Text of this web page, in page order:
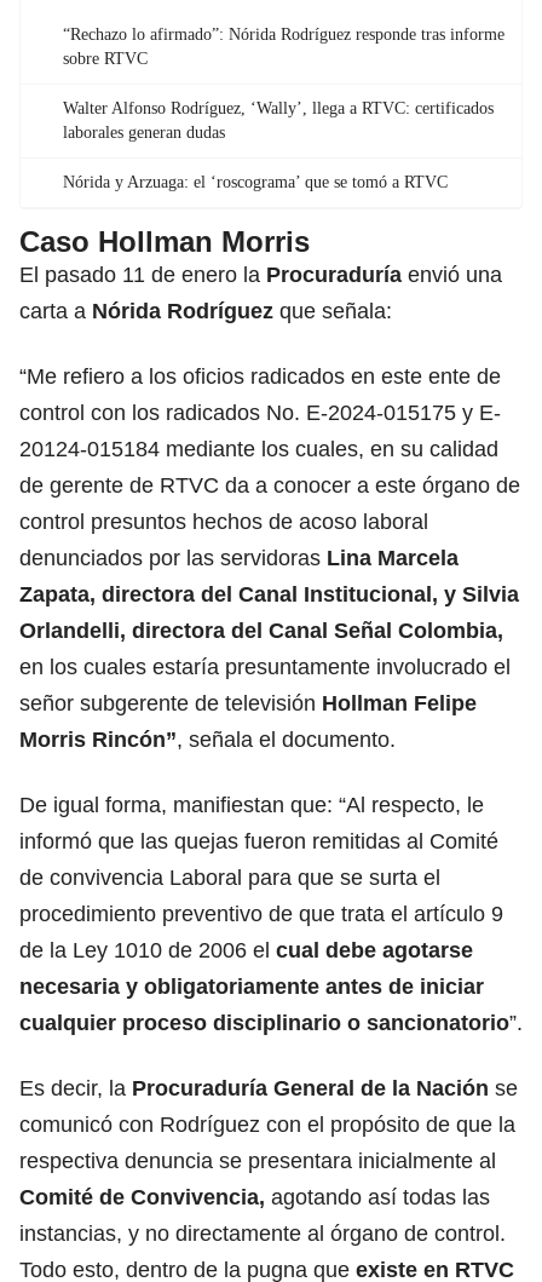
“Rechazo lo afirmado”: Nórida Rodríguez responde tras informe
sobre RTVC
Walter Alfonso Rodríguez, ‘Wally’, llega a RTVC: certificados
laborales generan dudas
Nórida y Arzuaga: el ‘roscograma’ que se tomó a RTVC
Caso Hollman Morris
El pasado 11 de enero la Procuraduría envió una
carta a Nórida Rodríguez que señala:
“Me refiero a los oficios radicados en este ente de
control con los radicados No. E-2024-015175 y E-
20124-015184 mediante los cuales, en su calidad
de gerente de RTVC da a conocer a este órgano de
control presuntos hechos de acoso laboral
denunciados por las servidoras Lina Marcela
Zapata, directora del Canal Institucional, y Silvia
Orlandelli, directora del Canal Señal Colombia,
en los cuales estaría presuntamente involucrado el
señor subgerente de televisión Hollman Felipe
Morris Rincón”, señala el documento.
De igual forma, manifiestan que: “Al respecto, le
informó que las quejas fueron remitidas al Comité
de convivencia Laboral para que se surta el
procedimiento preventivo de que trata el artículo 9
de la Ley 1010 de 2006 el cual debe agotarse
necesaria y obligatoriamente antes de iniciar
cualquier proceso disciplinario o sancionatorio”.
Es decir, la Procuraduría General de la Nación se
comunicó con Rodríguez con el propósito de que la
respectiva denuncia se presentara inicialmente al
Comité de Convivencia, agotando así todas las
instancias, y no directamente al órgano de control.
Todo esto, dentro de la pugna que existe en RTVC